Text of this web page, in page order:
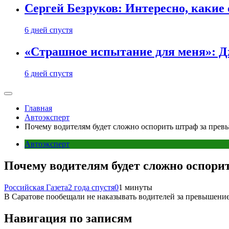
Сергей Безруков: Интересно,
6 дней спустя
«Страшное испытание для меня»:
6 дней спустя
Главная
Автоэксперт
Почему водителям будет сложно оспорить штраф за
Автоэксперт
Почему водителям будет сложно
Российская Газета2 года спустя01 минуты
В Саратове пообещали не наказывать водителей за
Навигация по записям